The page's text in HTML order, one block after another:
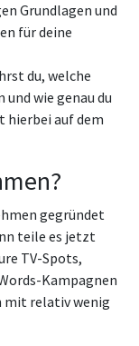
Grundlagen und
für deine
du, welche
wie genau du
hierbei auf dem
gegründet
teile es jetzt
TV-Spots,
Kampagnen
mit relativ wenig